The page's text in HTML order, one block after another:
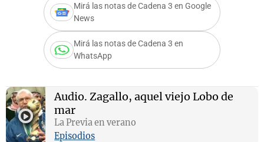
Mirá las notas de Cadena 3 en Google
News
Mirá las notas de Cadena 3 en
WhatsApp
Audio. Zagallo, aquel viejo Lobo de
mar
La Previa en verano
Episodios
Notas
Mundial 2026
Notas
La Sole en
Cadena 3